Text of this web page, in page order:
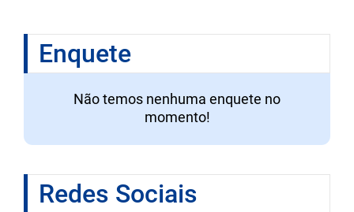
Enquete
Não temos nenhuma enquete no
momento!
Redes Sociais